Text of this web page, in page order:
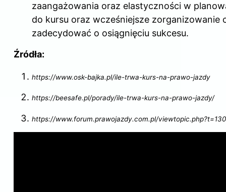
zaangażowania oraz elastyczności w
do kursu oraz wcześniejsze zorganizowanie
zadecydować o osiągnięciu sukcesu.
Źródła:
https://www.osk-bajka.pl/ile-trwa-kurs-na-prawo-jazdy
https://beesafe.pl/porady/ile-trwa-kurs-na-prawo-jazdy/
https://www.forum.prawojazdy.com.pl/